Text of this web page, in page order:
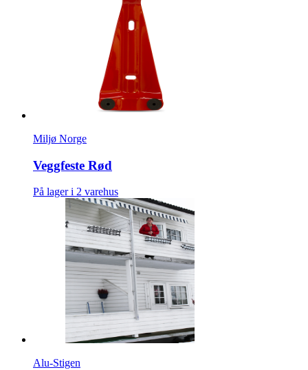
Miljø Norge
Veggfeste Rød
På lager i 2 varehus
Alu-Stigen